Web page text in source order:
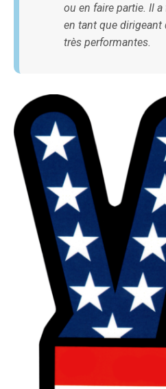
ou en faire partie. Il
en tant que dirigeant
très performantes.